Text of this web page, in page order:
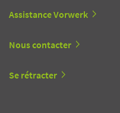
Assistance Vorwerk
Nous contacter
Se rétracter